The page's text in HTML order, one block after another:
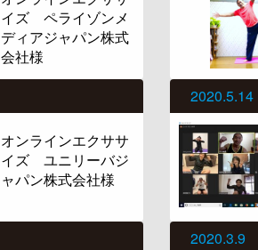
イズ ペライゾンメ
ディアジャパン株式
会社様
オンラインエクササ
イズ ユニリーバジ
ャパン株式会社様
2020.5.14
2020.3.9